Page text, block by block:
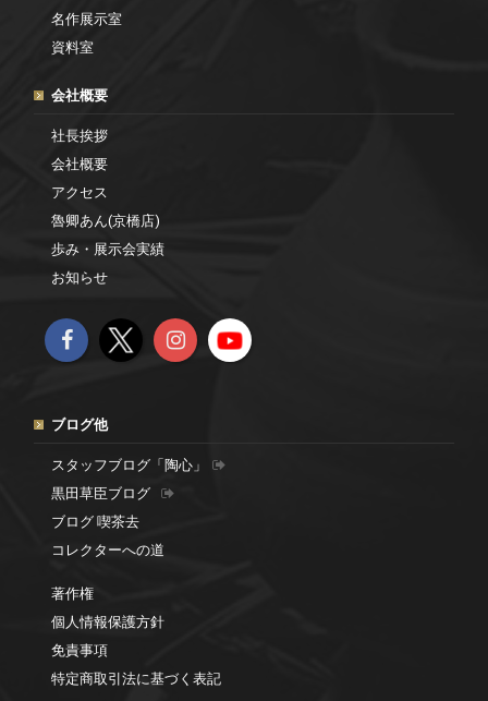
名作展示室
資料室
会社概要
社長挨拶
会社概要
アクセス
魯卿あん(京橋店)
歩み・展示会実績
お知らせ
ブログ他
スタッフブログ「陶心」
黒田草臣ブログ
ブログ 喫茶去
コレクターへの道
著作権
個人情報保護方針
免責事項
特定商取引法に基づく表記